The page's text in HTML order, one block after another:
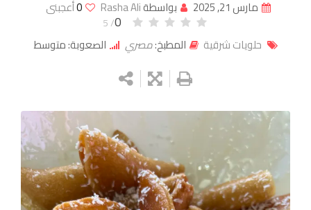
مارس 21, 2025 بواسطةRasha Ali
0أعجبنى
/ 5
حلويات شرقية المطبخ:مصري الصعوبة: متوسط
Google+
LinkedIn